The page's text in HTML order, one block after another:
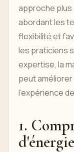
approche
abordant les
flexibilité et
les praticiens
expertise, la
peut
l’expérience
1.